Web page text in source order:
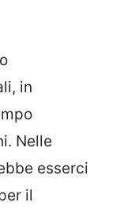
in
Nelle
esserci
il